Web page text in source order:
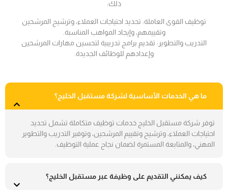
ذلك:
توظيف القوى العاملة: تحديد احتياجات العملاء، وترشيح المرشحين
وتقييمهم، وإيجاد المواهب المناسبة.
التدريب والتطوير: تقديم برامج تدريبية لتحسين مهارات المرشحين
وإعدادهم للوظائف الجديدة.
ما هي الخدمات الأساسية لشركة مستقبل الخليج؟
توفر شركة مستقبل الخليج خدمات توظيف متكاملة تشمل تحديد
احتياجات العملاء، وترشيح وتقييم المرشحين، وتوفير التدريب والتطوير
المهني، والمتابعة المستمرة لضمان نجاح عملية التوظيف.
كيف يمكنني التقديم على وظيفة عبر مستقبل الخليج؟